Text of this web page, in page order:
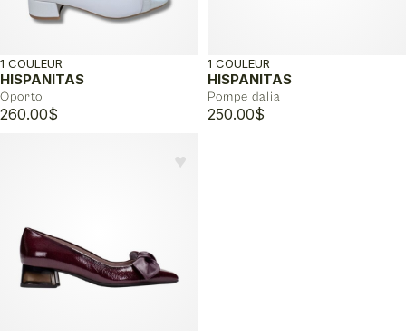
HISPANITAS
Oporto
1 COULEUR
260.00$
HISPANITAS
Pompe dalia
1 COULEUR
250.00$
♥︎